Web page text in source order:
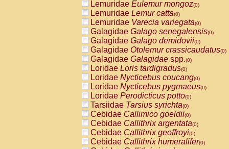
AtelidaeAlouatta fusca(0)
AtelidaeAlouatta seniculus
AtelidaeAlouattaspp.(0)
AtelidaeAteles belzebuth(0)
AtelidaeAteles geoffroyi(0)
AtelidaeAteles paniscus(0)
AtelidaeAtelesspp.(0)
Atelidae Lagothrix lagothricha
AtelidaeLagothrix lagothricha cana
PitheciidaeCacajao calvus
PitheciidaeCallicebus cupreus
PitheciidaeCallicebus donacophilus
PitheciidaeCallicebus moloch
PitheciidaeCallicebus torquatus
PitheciidaeCallicebusspp.(0)
PitheciidaeChiropotes satanas(0)
Lemuridae Eulemur mongoz(0)
Lemuridae Lemur catta(0)
Lemuridae Varecia variegata(0)
Galagidae Galago senegalensis(0)
Galagidae Galago demidovii(0)
Galagidae Otolemur crassicaudatus(0)
Galagidae Galagidae spp.(0)
Loridae Loris tardigradus(0)
Loridae Nycticebus coucang(0)
Loridae Nycticebus pygmaeus(0)
Loridae Perodicticus potto(0)
Tarsiidae Tarsius syrichta(0)
Cebidae Callimico goeldii(0)
Cebidae Callithrix argentata(0)
Cebidae Callithrix geoffroyi(0)
Cebidae Callithrix humeralifer(0)